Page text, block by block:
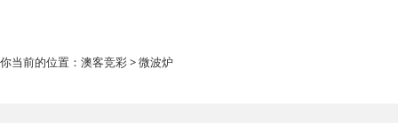
你当前的位置： 澳客竞彩> 微波炉